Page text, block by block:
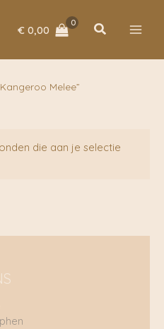
€ 0,00 Zoeken
Melee”
die aan je selectie